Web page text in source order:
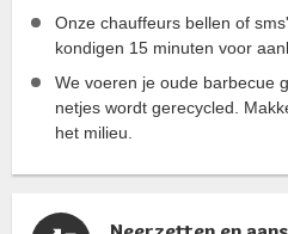
Onze chauffeurs bellen of
kondigen 15 minuten voor
We voeren je oude barbecue
netjes wordt gerecycled.
het milieu.